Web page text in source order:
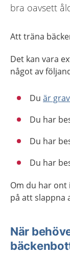
bra oavsett
Att träna
Det kan vara
något av
Du är
Du har
Du har
Du har
Om du har ont
på att slappna
När